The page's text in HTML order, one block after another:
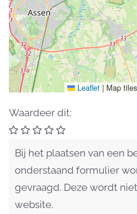
Leaflet | Map
Waardeer dit:
Bij het plaatsen van een
onderstaand formulier
gevraagd. Deze wordt
website.